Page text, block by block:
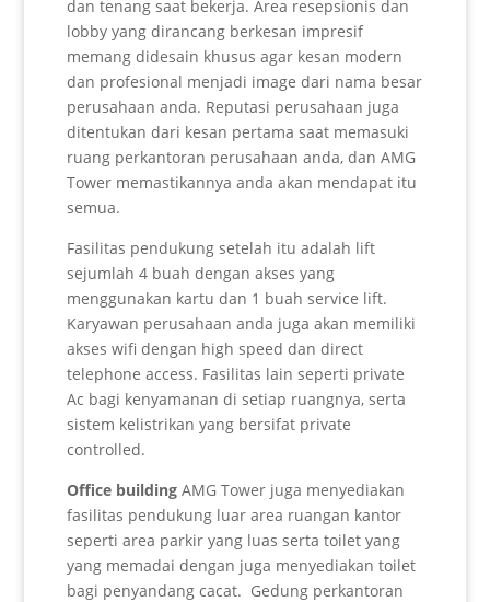
dan tenang saat bekerja. Area resepsionis dan
lobby yang dirancang berkesan impresif
memang didesain khusus agar kesan modern
dan profesional menjadi image dari nama besar
perusahaan anda. Reputasi perusahaan juga
ditentukan dari kesan pertama saat memasuki
ruang perkantoran perusahaan anda, dan AMG
Tower memastikannya anda akan mendapat itu
semua.
Fasilitas pendukung setelah itu adalah lift
sejumlah 4 buah dengan akses yang
menggunakan kartu dan 1 buah service lift.
Karyawan perusahaan anda juga akan memiliki
akses wifi dengan high speed dan direct
telephone access. Fasilitas lain seperti private
Ac bagi kenyamanan di setiap ruangnya, serta
sistem kelistrikan yang bersifat private
controlled.
Office buildingAMG Tower juga menyediakan
fasilitas pendukung luar area ruangan kantor
seperti area parkir yang luas serta toilet yang
yang memadai dengan juga menyediakan toilet
bagi penyandang cacat. Gedung perkantoran